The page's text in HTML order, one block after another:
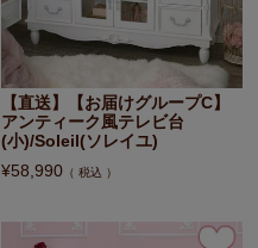
【直送】【お届けグループC】
アンティーク風テレビ台
(小)/Soleil(ソレイユ)
¥58,990 税込